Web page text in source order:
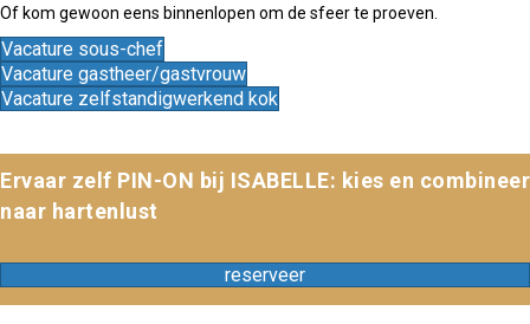
Of kom gewoon eens binnenlopen om de sfeer te proeven.
Vacature sous-chef
Vacature gastheer/gastvrouw
Vacature zelfstandigwerkend kok
Ervaar zelf PIN-ON bij ISABELLE: kies en combineer
naar hartenlust
reserveer